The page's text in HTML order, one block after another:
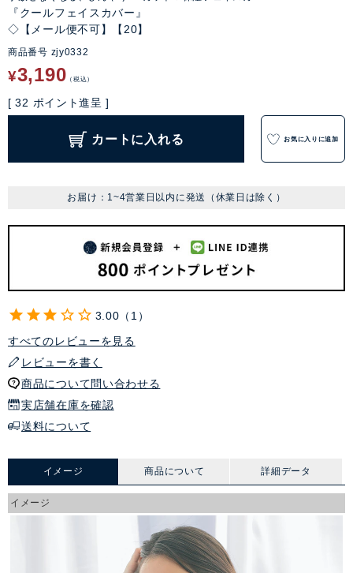
『クールフェイスカバー』
◇【メール便不可】【20】
商品番号 zjy0332
¥3,190 税込
[ 32 ポイント進呈 ]
カートに入れる お気に入りに追加
お届け：1~4営業日以内に発送（休業日は除く）
3.00
1
すべてのレビューを見る
レビューを書く
商品について問い合わせる
実店舗在庫を確認
送料について
イメージ 商品について 詳細データ
イメージ